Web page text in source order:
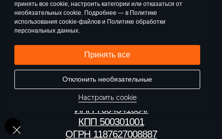
принять все cookie, настроить категории или отказаться от
необязательных cookie. Подробнее — в Политике
использования cookie-файлов и Политике обработки
персональных данных.
Принять все
Отклонить необязательные
Настроить cookie